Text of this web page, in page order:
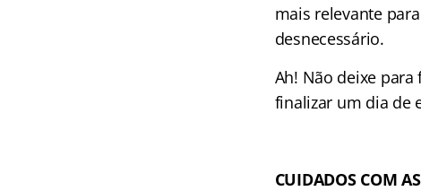
mais relevante
desnecessário.
Ah! Não deixe
finalizar um dia de
CUIDADOS COM